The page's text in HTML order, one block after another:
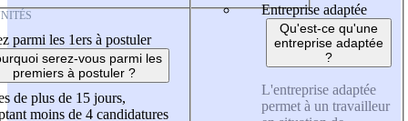
parmi les 1ers à postuler
serez-vous parmi les
premiers à postuler ?
de plus de 15 jours,
moins de 4 candidatures
Entreprise adaptée
Qu'est-ce qu'une
entreprise adaptée
?
L'entreprise adaptée
permet à un travailleur